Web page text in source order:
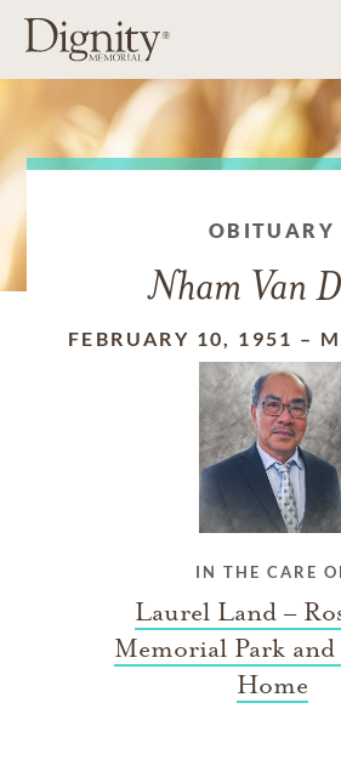
OBITUARY
Nham Van
FEBRUARY 10, 1951 –
IN THE CARE
Laurel Land –
Memorial Park
Home